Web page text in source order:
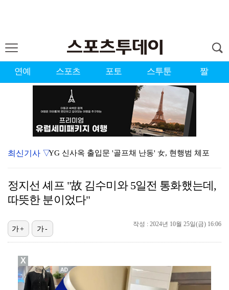
연예 스포츠 포토 스투툰 짤
YG 신사옥 출입문 '골프채 난동' 女, 현행범 체포
'리틀 김연경' 손서연 28점 폭발…U17 여자배구, …
'오타니 MVP 경쟁자' 크로암스트롱, 홈런 아닌 발로…
[ST포토] 문정민, 자신감 가득
[ST포토] 고지우, 신중한 퍼팅
최신기사 ▽
정지선 셰프 "故 김수미와 5일전 통화했는데,
따뜻한 분이었다"
작성 : 2024년 10월 25일(금) 16:06
가+ 가-
X